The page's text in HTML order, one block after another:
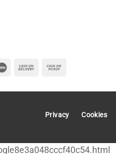
Maestro Cash
DeliveryPickup
Privacy Cookies